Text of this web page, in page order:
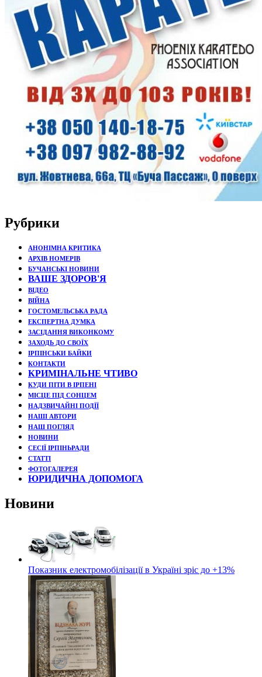
Рубрики
АНОНІМНА КРИТИКА
АРХІВ НОМЕРІВ
БУЧАНСЬКІ НОВИНИ
ВАШЕ ЗДОРОВ'Я
ВІДЕО
ВІЙНА
ГОСТОМЕЛЬСЬКА РАДА
ЕКСПЕРТНА ДУМКА
ЗАСІДАННЯ ВИКОНКОМУ
ЗАХОДЬ ДО СВОЇХ
ІРПІНСЬКИ БАЙКИ
КОНТАКТИ
КРИМІНАЛЬНЕ ЧТИВО
КУДИ ПІТИ В ІРПЕНІ
МІСЦЕ ПІД СОНЦЕМ
НАДЗВИЧАЙНІ ПОДЇЇ
НАШІ АВТОРИ
НАШ ПОГЛЯД
НОВИНИ
СЕСІЇ ІРПІНЬРАДИ
СТАТТІ
ФОТОГАЛЕРЕЯ
ЮРИДИЧНА ДОПОМОГА
Новини
Показник електромобілізації в Україні зріс до +13%